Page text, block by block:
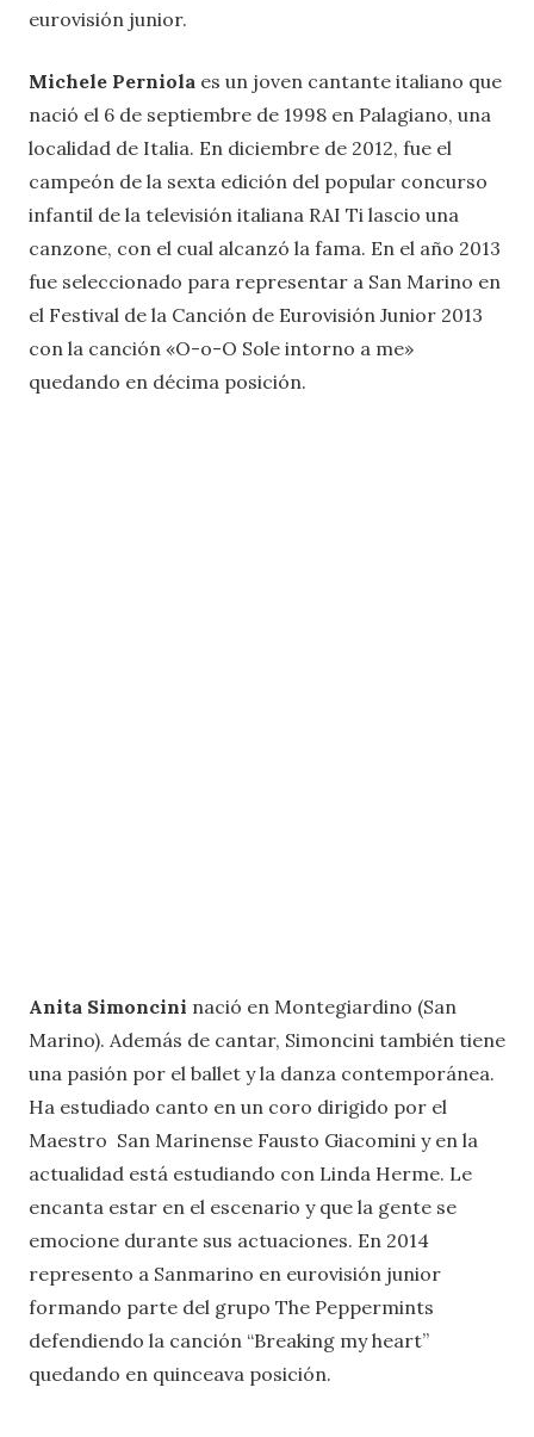
eurovisión junior.
Michele Perniola es un joven cantante italiano que
nació el 6 de septiembre de 1998 en Palagiano, una
localidad de Italia. En diciembre de 2012, fue el
campeón de la sexta edición del popular concurso
infantil de la televisión italiana RAI Ti lascio una
canzone, con el cual alcanzó la fama. En el año 2013
fue seleccionado para representar a San Marino en
el Festival de la Canción de Eurovisión Junior 2013
con la canción «O-o-O Sole intorno a me»
quedando en décima posición.
Anita Simoncini nació en Montegiardino (San
Marino). Además de cantar, Simoncini también tiene
una pasión por el ballet y la danza contemporánea.
Ha estudiado canto en un coro dirigido por el
Maestro San Marinense Fausto Giacomini y en la
actualidad está estudiando con Linda Herme. Le
encanta estar en el escenario y que la gente se
emocione durante sus actuaciones. En 2014
represento a Sanmarino en eurovisión junior
formando parte del grupo The Peppermints
defendiendo la canción “Breaking my heart”
quedando en quinceava posición.